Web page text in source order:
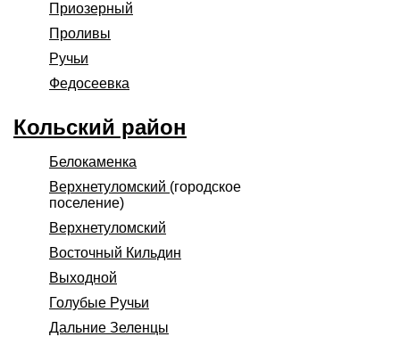
Приозерный
Проливы
Ручьи
Федосеевка
Кольский район
Белокаменка
Верхнетуломский (городское
поселение)
Верхнетуломский
Восточный Кильдин
Выходной
Голубые Ручьи
Дальние Зеленцы